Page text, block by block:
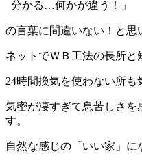
分かる…何かが違う！」
の言葉に間違いない！と思
ネットでＷＢ工法の長所と
24時間換気を使わない所も
気密が凄すぎて息苦しさ
す。
自然な感じの「いい家」に